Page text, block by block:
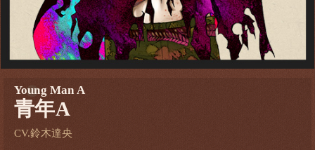
Young Man A
青年A
CV.鈴木達央